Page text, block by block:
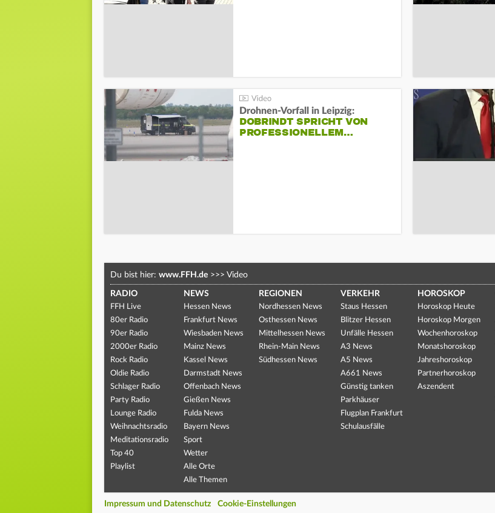
Drohnen-Vorfall in Leipzig:
DOBRINDT SPRICHT VON
PROFESSIONELLEM…
Du bist hier: www.FFH.de >>> Video
RADIO
FFH Live
80er Radio
90er Radio
2000er Radio
Rock Radio
Oldie Radio
Schlager Radio
Party Radio
Lounge Radio
Weihnachtsradio
Meditationsradio
Top 40
Playlist
NEWS
Hessen News
Frankfurt News
Wiesbaden News
Mainz News
Kassel News
Darmstadt News
Offenbach News
Gießen News
Fulda News
Bayern News
Sport
Wetter
Alle Orte
Alle Themen
REGIONEN
Nordhessen News
Osthessen News
Mittelhessen News
Rhein-Main News
Südhessen News
VERKEHR
Staus Hessen
Blitzer Hessen
Unfälle Hessen
A3 News
A5 News
A661 News
Günstig tanken
Parkhäuser
Flugplan Frankfurt
Schulausfälle
HOROSKOP
Horoskop Heute
Horoskop Morgen
Wochenhoroskop
Monatshoroskop
Jahreshoroskop
Partnerhoroskop
Aszendent
Impressum und Datenschutz Cookie-Einstellungen